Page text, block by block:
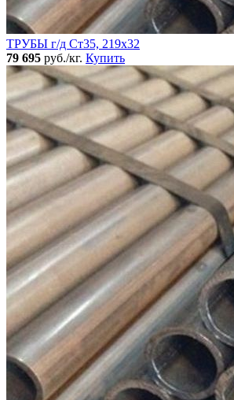
ТРУБЫ г/д Ст35, 219х32
79 695 руб./кг. Купить